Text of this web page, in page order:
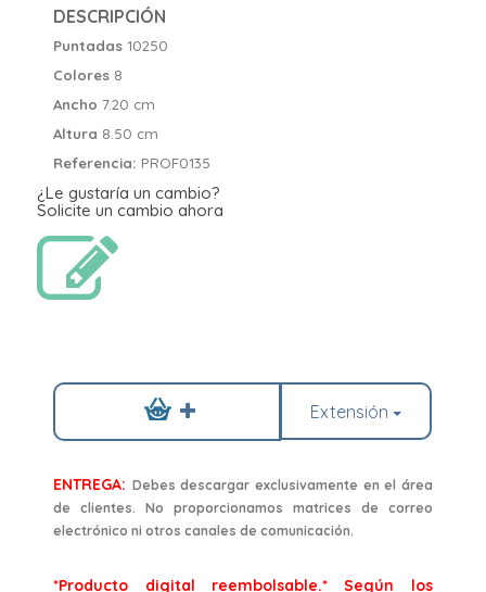
DESCRIPCIÓN
Puntadas 10250
Colores 8
Ancho 7.20 cm
Altura 8.50 cm
Referencia: PROF0135
¿Le gustaría un cambio?
Solicite un cambio ahora
Extensión
ENTREGA: Debes descargar exclusivamente en el área
de clientes. No proporcionamos matrices de correo
electrónico ni otros canales de comunicación.
*Producto digital reembolsable.* Según los